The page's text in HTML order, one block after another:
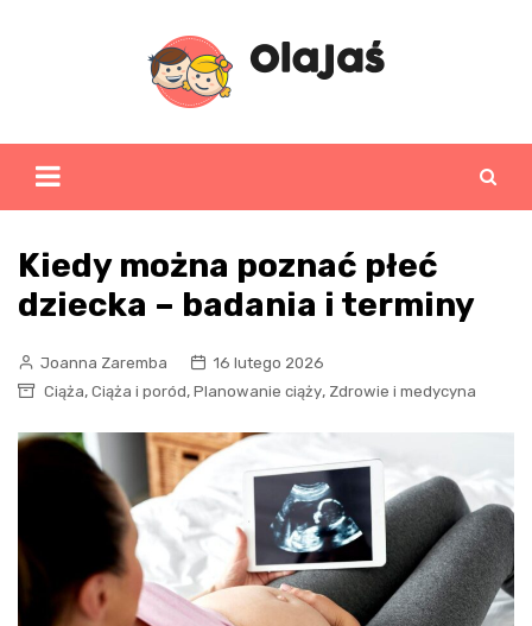
Kiedy można poznać płeć
dziecka – badania i terminy
Joanna Zaremba
16 lutego 2026
Ciąża, Ciąża i poród, Planowanie ciąży, Zdrowie i medycyna